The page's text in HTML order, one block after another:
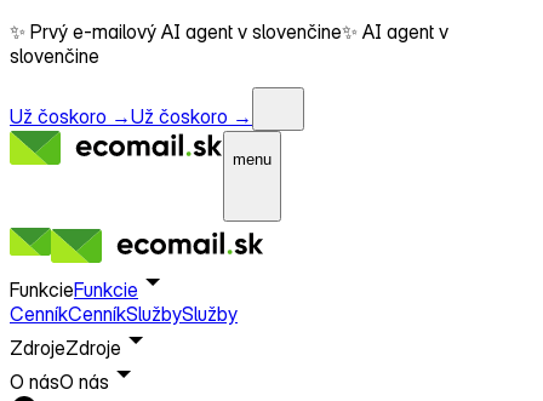
✨ Prvý e-mailový AI agent v slovenčine✨ AI agent v
slovenčine
Už čoskoro →Už čoskoro →
menu
FunkcieFunkcie
CenníkCenníkSlužbySlužby
ZdrojeZdroje
O násO nás